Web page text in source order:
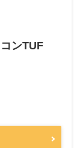
ンTUF